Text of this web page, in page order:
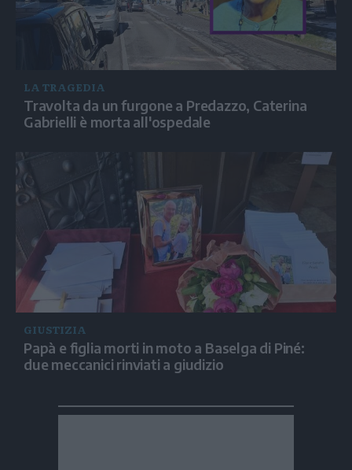
LA TRAGEDIA
Travolta da un furgone a Predazzo, Caterina
Gabrielli è morta all'ospedale
GIUSTIZIA
Papà e figlia morti in moto a Baselga di Piné:
due meccanici rinviati a giudizio